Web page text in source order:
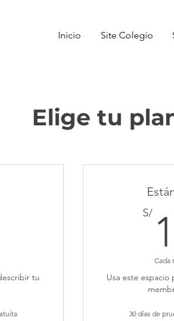
Inicio Site Colegio
Elige tu
tu
S/
Cada
Usa este espacio
30 días de